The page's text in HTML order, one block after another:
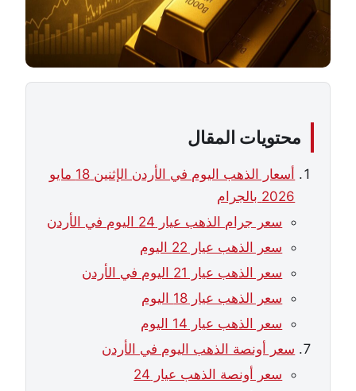
محتويات المقال
أسعار الذهب اليوم في الأردن الإثنين 18 مايو
2026 بالجرام
سعر جرام الذهب عيار 24 اليوم في الأردن
سعر الذهب عيار 22 اليوم
سعر الذهب عيار 21 اليوم في الأردن
سعر الذهب عيار 18 اليوم
سعر الذهب عيار 14 اليوم
سعر أونصة الذهب اليوم في الأردن
سعر أونصة الذهب عيار 24